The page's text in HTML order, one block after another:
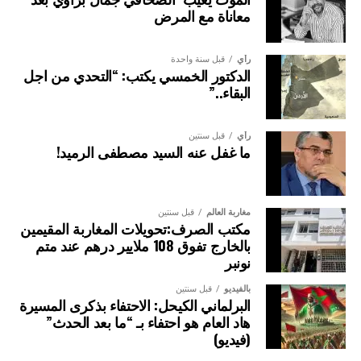
معاناة مع المرض
رأي قبل سنة واحدة
الدكتور الخمسي يكتب: “التحدي من اجل
البقاء..”
رأي قبل سنتين
ما غفل عنه السيد مصطفى الرميد!
مغاربة العالم قبل سنتين
مكتب الصرف:تحويلات المغاربة المقيمين
بالخارج تفوق 108 ملايير درهم عند متم
نونبر
بالفيديو قبل سنتين
البرلماني الكيحل: الاحتفاء بذكرى المسيرة
هاد العام هو احتفاء بـ “ما بعد الحدث”
(فيديو)